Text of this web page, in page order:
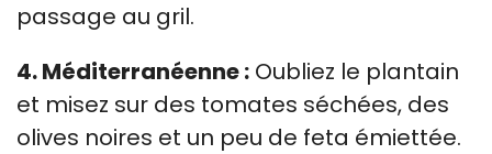
passage au gril.
4. Méditerranéenne : Oubliez le plantain
et misez sur des tomates séchées, des
olives noires et un peu de feta émiettée.